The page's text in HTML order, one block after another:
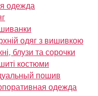
одежда
одяг з вишивкою
блузи та сорочки
костюми
пошив
одежда